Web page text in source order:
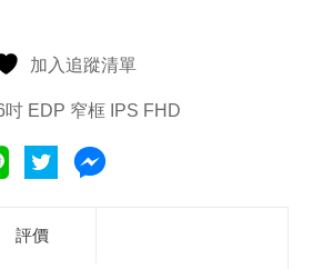
加入追蹤清單
吋 EDP 窄框 IPS FHD
評價